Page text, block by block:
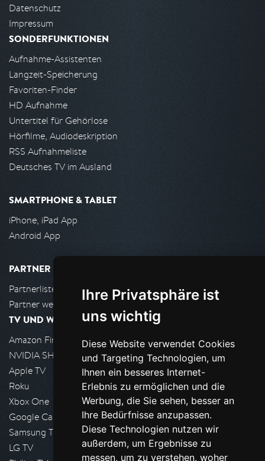
Ihre Privatsphäre ist
uns wichtig
Diese Website verwendet Cookies
und Targeting Technologien, um
Ihnen ein besseres Internet-
Erlebnis zu ermöglichen und die
Werbung, die Sie sehen, besser an
Ihre Bedürfnisse anzupassen.
Diese Technologien nutzen wir
außerdem, um Ergebnisse zu
messen, um zu verstehen, woher
Datenschutz
Impressum
SONDERFUNKTIONEN
Aufnahme-Assistenten
Langzeit-Speicherung
Favoriten-Finder
HD Aufnahme
Untertitel für Gehörlose
Hörfilme, Audiodeskription
RSS Aufnahmeliste
Deutsches TV im Ausland
SMARTPHONE & TABLET
iPhone, iPad App
Android App
PARTNER
Partnerliste
Partner werden
TV UND WOHNZIMMER
Amazon FireTV
NVIDIA SHIELD, Google TV
Apple TV
Roku
Xbox One
Google Cast
Samsung TV
LG TV